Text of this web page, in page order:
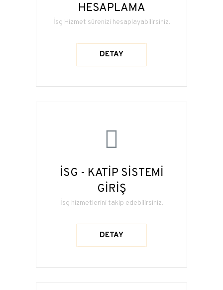
HESAPLAMA
İsg Hizmet sürenizi hesaplayabilirsiniz.
DETAY
İSG - KATİP SİSTEMİ
GİRİŞ
İsg hizmetlerini takip edebilirsiniz.
DETAY